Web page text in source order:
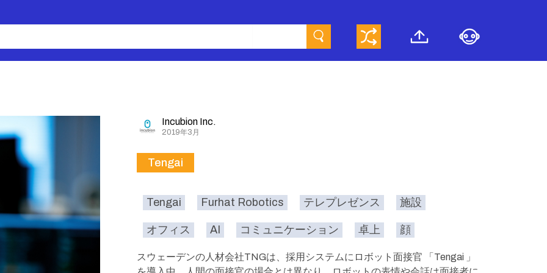
Incubion Inc.
2019年3月
Tengai
Tengai Furhat Robotics テレプレゼンス 施設
オフィス AI コミュニケーション 卓上 顔
スウェーデンの人材会社TNGは、採用システムにロボット面接官 「Tengai 」